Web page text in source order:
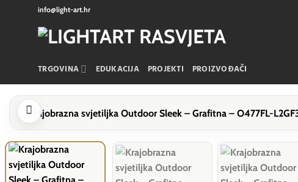
info@light-art.hr
TRGOVINA EDUKACIJA PROJEKTI PROIZVOĐAČI